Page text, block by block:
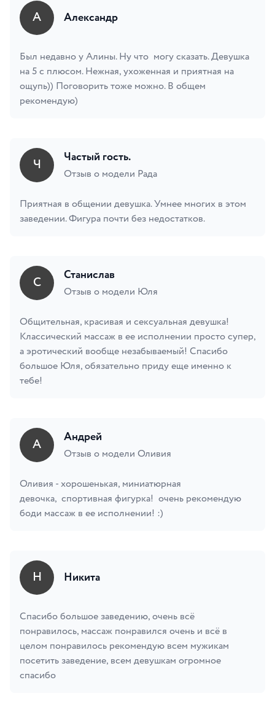
Был недавно у Алины. Ну что могу сказать. Девушка
на 5 с плюсом. Нежная, ухоженная и приятная на
ощупь)) Поговорить тоже можно. В общем
рекомендую)
А Александр
Приятная в общении девушка. Умнее многих в этом
заведении. Фигура почти без недостатков.
Ч Частый гость.
Отзыв о модели Рада
Общительная, красивая и сексуальная девушка!
Классический массаж в ее исполнении просто супер,
а эротический вообще незабываемый! Спасибо
большое Юля, обязательно приду еще именно к
тебе!
С Станислав
Отзыв о модели Юля
Оливия - хорошенькая, миниатюрная
девочка, спортивная фигурка! очень рекомендую
боди массаж в ее исполнении! :)
А Андрей
Отзыв о модели Оливия
Спасибо большое заведению, очень всё
понравилось, массаж понравился очень и всё в
целом понравилось рекомендую всем мужикам
посетить заведение, всем девушкам огромное
спасибо
Н Никита